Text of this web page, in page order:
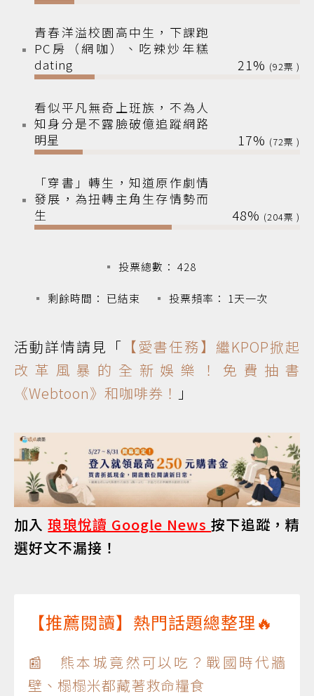
青春洋溢校園高中生，下課跑
PC房（網咖）、吃辣炒年糕
dating
21% 92
看似平凡無奇上班族，不為人
知身分是不露臉破億追蹤網路
明星
17% 72
「穿書」轉生，知道原作劇情
發展，為扭轉主角生存情勢而
生
48% 204
投票總數： 428
剩餘時間： 已結束 投票頻率： 1天一次
活動詳情請見「 【愛書任務】繼KPOP掀起
改革風暴的全新娛樂！免費抽書
《Webtoon》和咖啡券！ 」
加入琅琅悅讀 Google News按下追蹤，精
選好文不漏接！
【推薦閱讀】熱門話題總整理🔥
📰 熊本城竟然可以吃？戰國時代牆
壁、榻榻米都藏著救命糧食